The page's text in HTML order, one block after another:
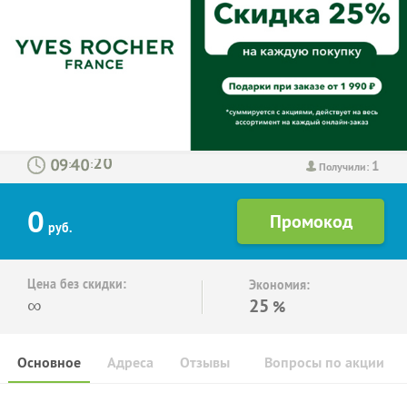
Получили: 1
: :
0 руб.
Цена без скидки:
∞
Экономия:
25 %
Основное Отзывы Вопросы по акции
Адреса